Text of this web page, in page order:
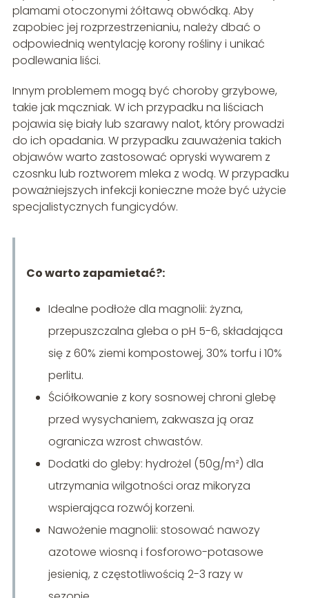
plamami otoczonymi żółtawą obwódką. Aby
zapobiec jej rozprzestrzenianiu, należy dbać o
odpowiednią wentylację korony rośliny i unikać
podlewania liści.
Innym problemem mogą być choroby grzybowe,
takie jak mączniak. W ich przypadku na liściach
pojawia się biały lub szarawy nalot, który prowadzi
do ich opadania. W przypadku zauważenia takich
objawów warto zastosować opryski wywarem z
czosnku lub roztworem mleka z wodą. W przypadku
poważniejszych infekcji konieczne może być użycie
specjalistycznych fungicydów.
Co warto zapamietać?:
Idealne podłoże dla magnolii: żyzna,
przepuszczalna gleba o pH 5-6, składająca
się z 60% ziemi kompostowej, 30% torfu i 10%
perlitu.
Ściółkowanie z kory sosnowej chroni glebę
przed wysychaniem, zakwasza ją oraz
ogranicza wzrost chwastów.
Dodatki do gleby: hydrożel (50g/m²) dla
utrzymania wilgotności oraz mikoryza
wspierająca rozwój korzeni.
Nawożenie magnolii: stosować nawozy
azotowe wiosną i fosforowo-potasowe
jesienią, z częstotliwością 2-3 razy w